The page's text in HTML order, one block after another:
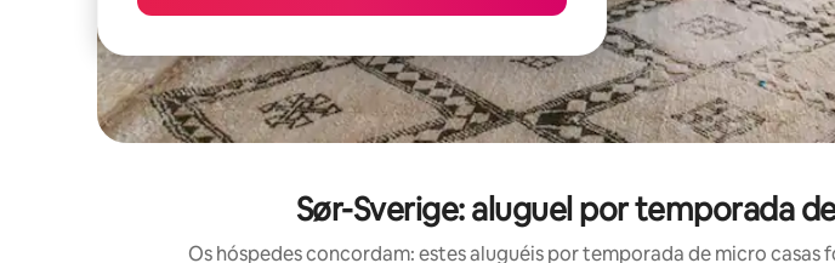
Sør-Sverige: aluguel por temporada
Os hóspedes concordam: estes aluguéis por temporada de micro